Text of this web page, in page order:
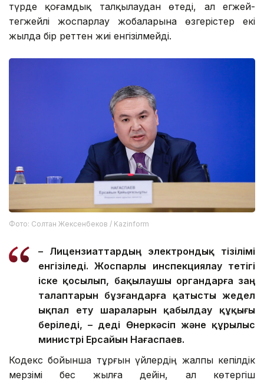
түрде қоғамдық талқылаудан өтеді, ал егжей-
тегжейлі жоспарлау жобаларына өзгерістер екі
жылда бір реттен жиі енгізілмейді.
Фото: Солтан Жексенбеков / Kazinform
– Лицензиаттардың электрондық тізілімі
енгізіледі. Жоспарлы инспекциялау тетігі
іске қосылып, бақылаушы органдарға заң
талаптарын бұзғандарға қатысты жедел
ықпал ету шараларын қабылдау құқығы
беріледі, – деді Өнеркәсіп және құрылыс
министрі Ерсайын Нағаспаев.
Кодекс бойынша тұрғын үйлердің жалпы кепілдік
мерзімі бес жылға дейін, ал көтергіш